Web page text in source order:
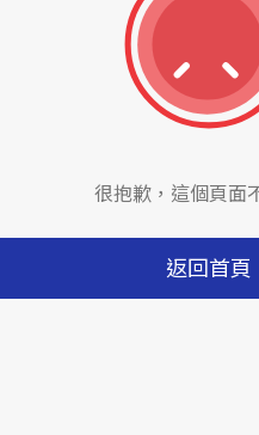
很抱歉，這個頁面
返回首頁